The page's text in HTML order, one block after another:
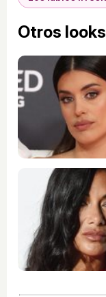
Otros looks